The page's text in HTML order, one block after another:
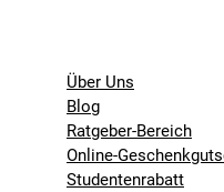
Über Uns
Blog
Ratgeber-Bereich
Online-
Studentenrabatt